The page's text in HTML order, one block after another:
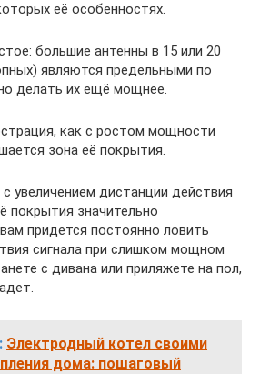
её особенностях.
большие антенны в 15 или 20
являются предельными по
делать их ещё мощнее.
как с ростом мощности
зона её покрытия.
увеличением дистанции действия
покрытия значительно
придется постоянно ловить
сигнала при слишком мощном
с дивана или приляжете на пол,
Электродный котел своими
дома: пошаговый